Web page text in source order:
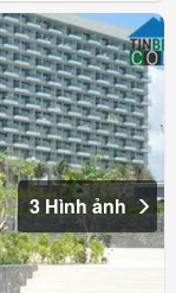
3 Hình ảnh